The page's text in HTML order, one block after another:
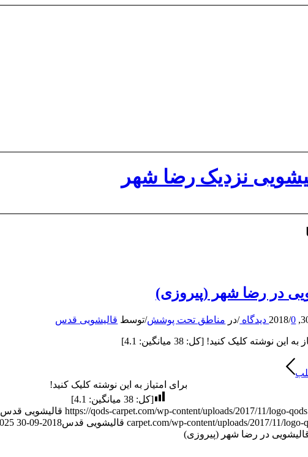
نزدیک رضا شهر
در رضا شهر (پیروزی)
/0 دیدگاه /در مناطق تحت پوشش/توسط قالیشویی قدس
این نوشته کلیک کنید! [کل: 38 میانگین: 4.1]
برای امتیاز به این نوشته کلیک کنید!
[کل: 38میانگین: 4.1
]
https://qods-carpet.com/wp-content/uploads/2017/11/logo- قالیشویی قدس
carpet.com/wp-content/uploads/2017/11/logo- قالیشویی قدس2018-09-30 18:08:57
در رضا شهر (پیروزی)